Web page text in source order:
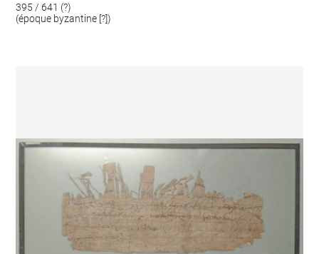
395 / 641 (?)
(époque byzantine [?])